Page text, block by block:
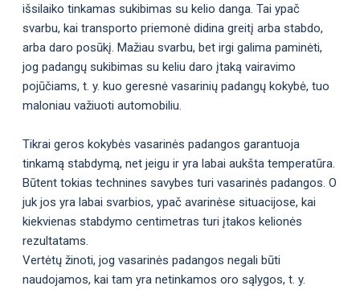
išsilaiko tinkamas sukibimas su kelio danga. Tai ypač
svarbu, kai transporto priemonė didina greitį arba stabdo,
arba daro posūkį. Mažiau svarbu, bet irgi galima paminėti,
jog padangų sukibimas su keliu daro įtaką vairavimo
pojūčiams, t. y. kuo geresnė vasarinių padangų kokybė, tuo
maloniau važiuoti automobiliu.
Tikrai geros kokybės vasarinės padangos garantuoja
tinkamą stabdymą, net jeigu ir yra labai aukšta temperatūra.
Būtent tokias technines savybes turi vasarinės padangos. O
juk jos yra labai svarbios, ypač avarinėse situacijose, kai
kiekvienas stabdymo centimetras turi įtakos kelionės
rezultatams.
Vertėtų žinoti, jog vasarinės padangos negali būti
naudojamos, kai tam yra netinkamos oro sąlygos, t. y.